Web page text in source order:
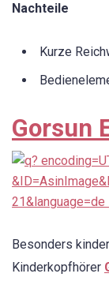
Nachteile
Kurze
Gorsun
Besonders
Kinderkopfhörer